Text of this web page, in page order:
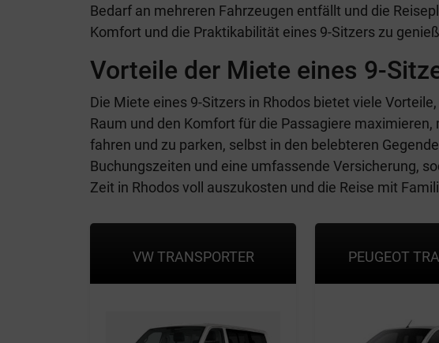
Bedarf an mehreren Fahrzeugen entfällt und die
Komfort und die Praktikabilität eines 9-Sitzers zu
Vorteile der Miete eines 9-
Die Miete eines 9-Sitzers in Rhodos bietet viele
Raum und den Komfort für die Passagiere
fahren und zu parken, selbst in den belebteren
Buchungszeiten und eine umfassende Versicherung,
Zeit in Rhodos voll auszukosten und die Reise mit
VW TRANSPORTER PEUGEOT